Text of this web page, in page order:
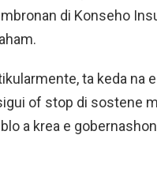
di Konseho
ta keda na
of stop di sostene
a krea e